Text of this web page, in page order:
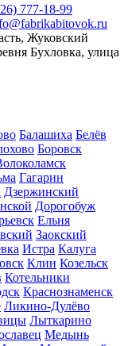
777-18-99
Жуковский
Бухловка, улица
Балашиха Белёв
Боровск
Гагарин
Дзержинский
Дорогобуж
Ельня
Заокский
Истра Калуга
Клин Козельск
Котельники
Краснознаменск
Ликино-Дулёво
Лыткарино
Медынь